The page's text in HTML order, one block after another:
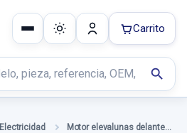
search
Carrito
Electricidad Motor elevalunas delantero derecho